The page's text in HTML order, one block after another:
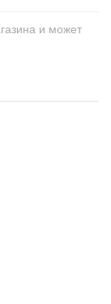
и может